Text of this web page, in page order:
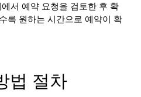
서 예약 요청을 검토한 후 확
록 원하는 시간으로 예약이 확
법 절차